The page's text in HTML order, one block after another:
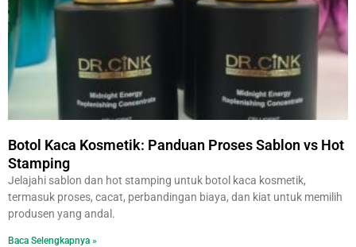
Botol Kaca Kosmetik: Panduan Proses Sablon vs Hot
Stamping
Jelajahi sablon dan hot stamping untuk botol kaca kosmetik,
termasuk proses, cacat, perbandingan biaya, dan kiat untuk memilih
produsen yang andal.
Baca Selengkapnya »